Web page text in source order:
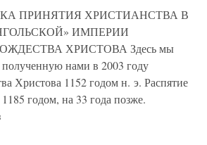
ПРИНЯТИЯ ХРИСТИАНСТВА В
ИМПЕРИИ
ХРИСТОВА Здесь мы
нами в 2003 году
Христова 1152 годом н. э. Распятие
годом, на 33 года позже.